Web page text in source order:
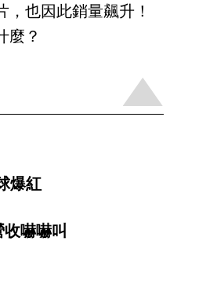
也因此銷量飆升！
麼？
爆紅
嚇嚇叫